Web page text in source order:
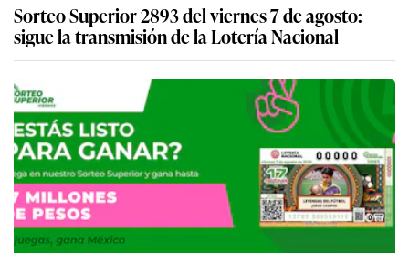
Sorteo Superior 2893 del viernes 7 de agosto:
sigue la transmisión de la Lotería Nacional